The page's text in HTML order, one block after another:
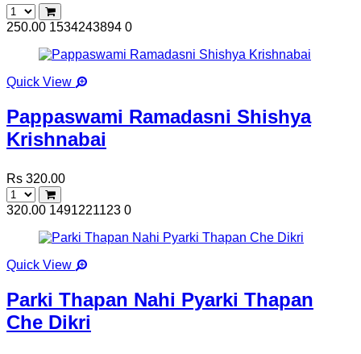
250.00 1534243894 0
Quick View
Pappaswami Ramadasni Shishya
Krishnabai
Rs 320.00
320.00 1491221123 0
Quick View
Parki Thapan Nahi Pyarki Thapan
Che Dikri